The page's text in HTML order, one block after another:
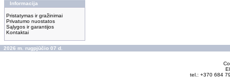
Informacija
Pristatymas ir gražinimai
Privatumo nuostatos
Sąlygos ir garantijos
Kontaktai
2026 m. rugpjūčio 07 d.
tel.: +370 684